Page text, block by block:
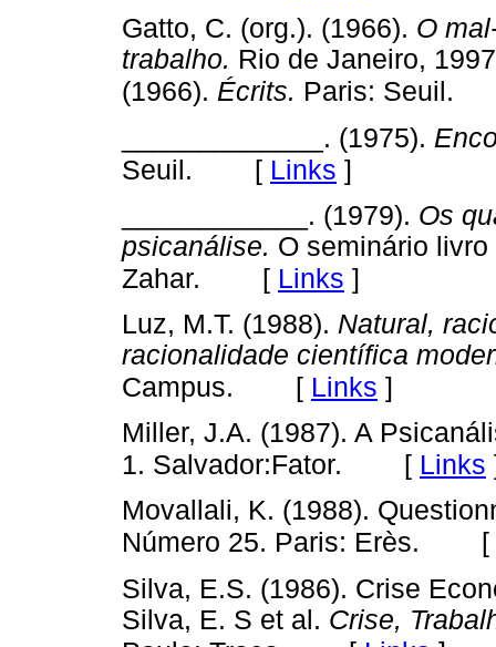
Gatto, C. (org.). (1966). O
trabalho. Rio de Janeiro,
(1966). Écrits. Paris: Seuil.
_____________. (1975).
Seuil. [ Links ]
____________. (1979). Os
psicanálise. O seminário
Zahar. [ Links ]
Luz, M.T. (1988). Natural,
racionalidade científica
Campus. [ Links ]
Miller, J.A. (1987). A
1. Salvador:Fator. [ Links
Movallali, K. (1988).
Número 25. Paris: Erès. [
Silva, E.S. (1986). Crise
Silva, E. S et al. Crise,